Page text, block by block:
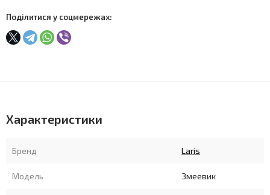
Поділитися у соцмережах:
Характеристики
Бренд Laris
Модель Змеевик